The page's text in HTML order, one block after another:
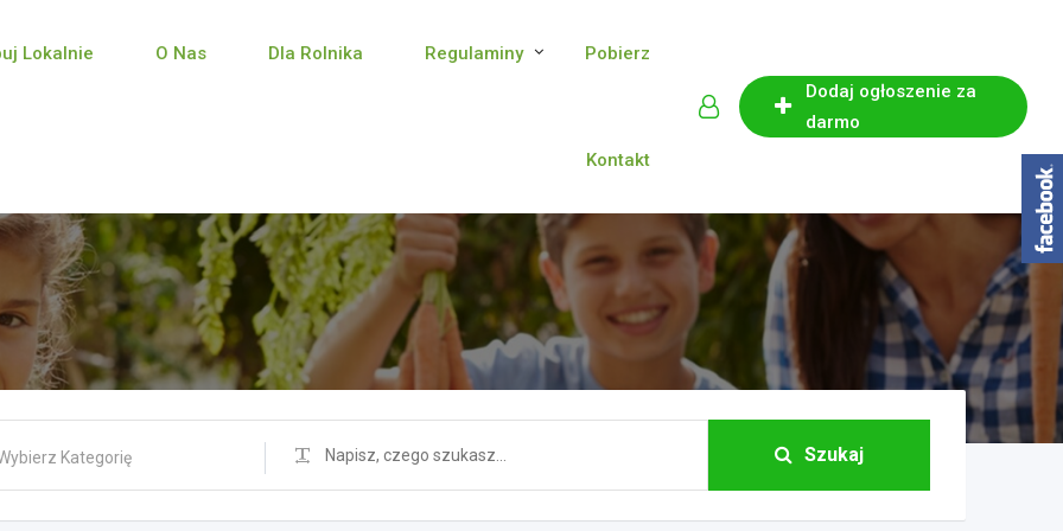
Lokalnie O Nas Dla Rolnika Regulaminy Pobierz
Kontakt
Dodaj ogłoszenie za
darmo
Kategorię Szukaj